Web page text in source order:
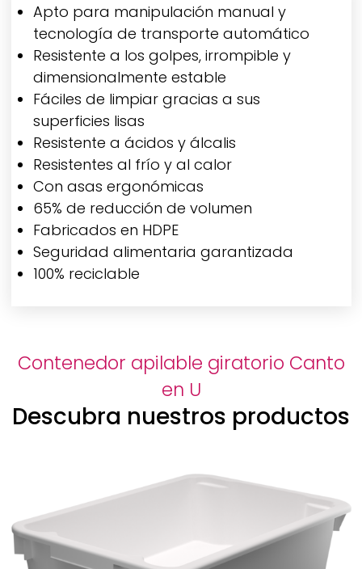
Apto para manipulación manual y
tecnología de transporte automático
Resistente a los golpes, irrompible y
dimensionalmente estable
Fáciles de limpiar gracias a sus
superficies lisas
Resistente a ácidos y álcalis
Resistentes al frío y al calor
Con asas ergonómicas
65% de reducción de volumen
Fabricados en HDPE
Seguridad alimentaria garantizada
100% reciclable
Contenedor apilable giratorio Canto
en U
Descubra nuestros productos